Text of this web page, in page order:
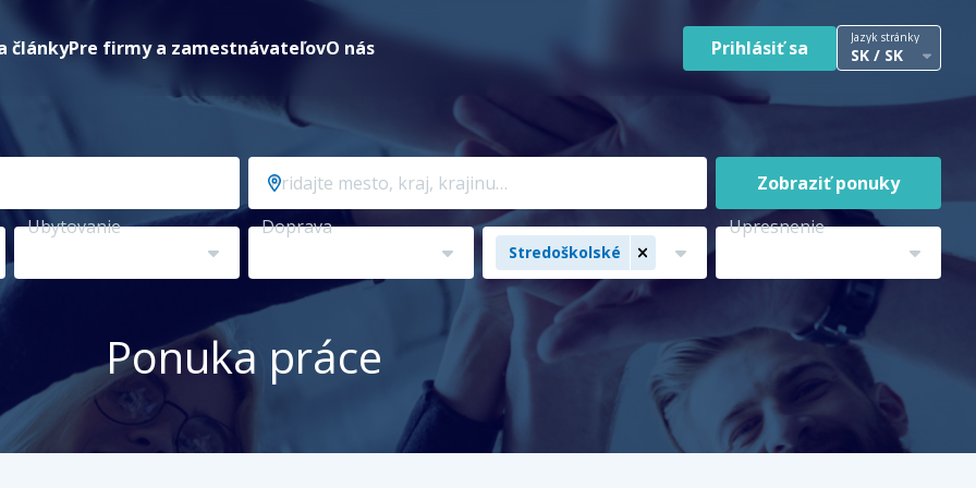
článkyPre firmy a zamestnávateľovO nás Prihlásiť sa Jazyk stránky
SK / SK
Pridajte
mesto,
kraj,
Zobraziť ponuky
Ubytovanie Doprava
Stredoškolské
Upresnenie
Ponuka práce